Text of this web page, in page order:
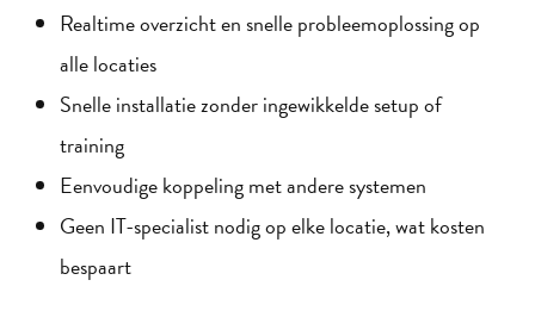
Realtime overzicht en snelle probleemoplossing op
alle locaties
Snelle installatie zonder ingewikkelde setup of
training
Eenvoudige koppeling met andere systemen
Geen IT-specialist nodig op elke locatie, wat kosten
bespaart